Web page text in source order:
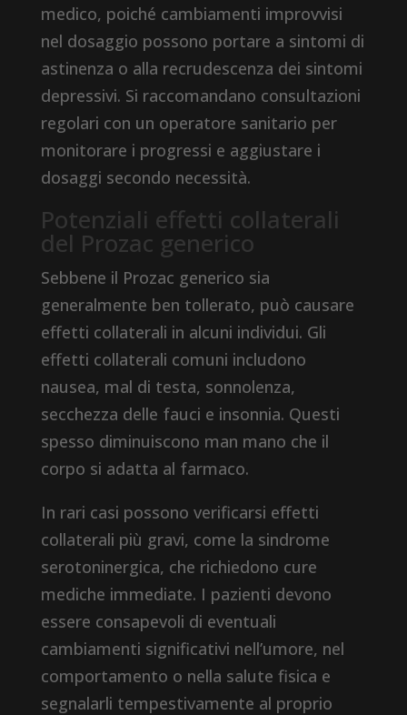
medico, poiché cambiamenti improvvisi
nel dosaggio possono portare a sintomi di
astinenza o alla recrudescenza dei sintomi
depressivi. Si raccomandano consultazioni
regolari con un operatore sanitario per
monitorare i progressi e aggiustare i
dosaggi secondo necessità.
Potenziali effetti collaterali
del Prozac generico
Sebbene il Prozac generico sia
generalmente ben tollerato, può causare
effetti collaterali in alcuni individui. Gli
effetti collaterali comuni includono
nausea, mal di testa, sonnolenza,
secchezza delle fauci e insonnia. Questi
spesso diminuiscono man mano che il
corpo si adatta al farmaco.
In rari casi possono verificarsi effetti
collaterali più gravi, come la sindrome
serotoninergica, che richiedono cure
mediche immediate. I pazienti devono
essere consapevoli di eventuali
cambiamenti significativi nell’umore, nel
comportamento o nella salute fisica e
segnalarli tempestivamente al proprio